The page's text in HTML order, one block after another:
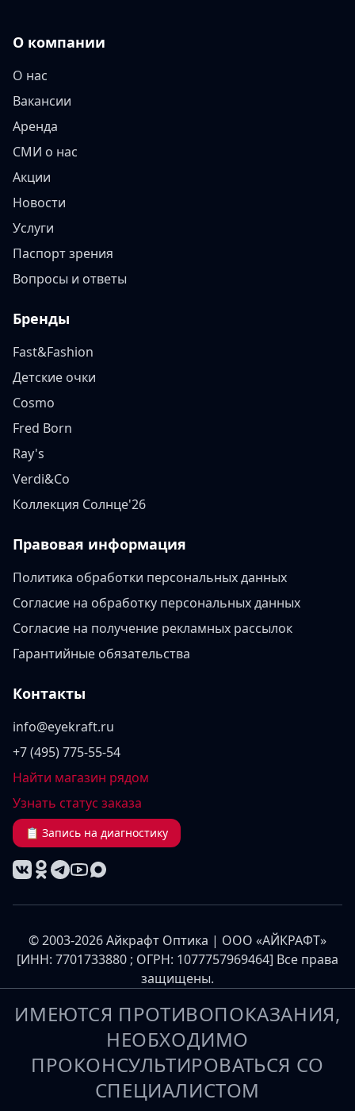
О компании
О нас
Вакансии
Аренда
СМИ о нас
Акции
Новости
Услуги
Паспорт зрения
Вопросы и ответы
Бренды
Fast&Fashion
Детские очки
Cosmo
Fred Born
Ray's
Verdi&Co
Коллекция Солнце'26
Правовая информация
Политика обработки персональных данных
Согласие на обработку персональных данных
Согласие на получение рекламных рассылок
Гарантийные обязательства
Контакты
info@eyekraft.ru
+7 (495) 775-55-54
Найти магазин рядом
Узнать статус заказа
📋 Запись на диагностику
© 2003-2026 Айкрафт Оптика | ООО «АЙКРАФТ»
[ИНН: 7701733880 ; ОГРН: 1077757969464] Все права
защищены.
ИМЕЮТСЯ ПРОТИВОПОКАЗАНИЯ,
НЕОБХОДИМО
ПРОКОНСУЛЬТИРОВАТЬСЯ СО
СПЕЦИАЛИСТОМ